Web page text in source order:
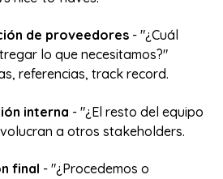
de proveedores - "¿Cuál
lo que necesitamos?"
referencias, track record.
interna - "¿El resto del equipo
a otros stakeholders.
final - "¿Procedemos o